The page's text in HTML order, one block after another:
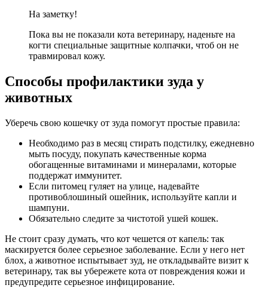
На заметку!
Пока вы не показали кота ветеринару, наденьте на
когти специальные защитные колпачки, чтоб он не
травмировал кожу.
Способы профилактики зуда у
животных
Уберечь свою кошечку от зуда помогут простые правила:
Необходимо раз в месяц стирать подстилку, ежедневно
мыть посуду, покупать качественные корма
обогащенные витаминами и минералами, которые
поддержат иммунитет.
Если питомец гуляет на улице, надевайте
противоблошиный ошейник, используйте капли и
шампуни.
Обязательно следите за чистотой ушей кошек.
Не стоит сразу думать, что кот чешется от капель: так
маскируется более серьезное заболевание. Если у него нет
блох, а животное испытывает зуд, не откладывайте визит к
ветеринару, так вы убережете кота от повреждения кожи и
предупредите серьезное инфицирование.